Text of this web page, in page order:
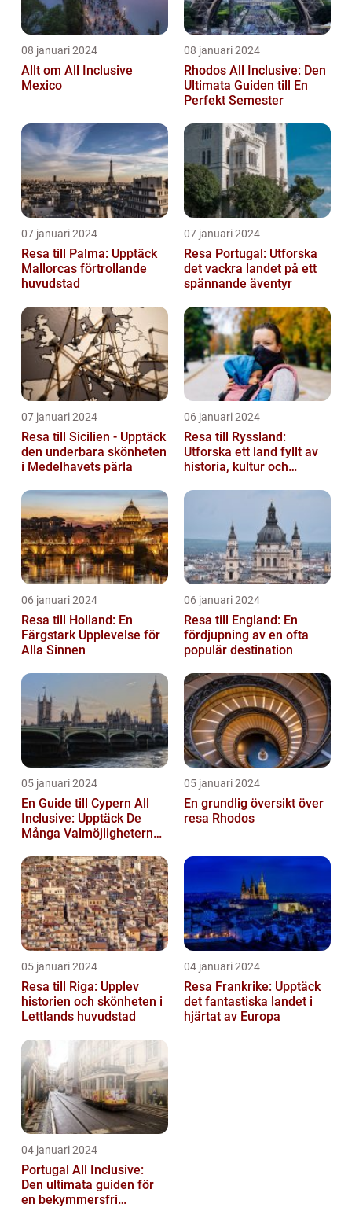
08 januari 2024
Allt om All Inclusive
Mexico
08 januari 2024
Rhodos All Inclusive: Den
Ultimata Guiden till En
Perfekt Semester
07 januari 2024
Resa till Palma: Upptäck
Mallorcas förtrollande
huvudstad
07 januari 2024
Resa Portugal: Utforska
det vackra landet på ett
spännande äventyr
07 januari 2024
Resa till Sicilien - Upptäck
den underbara skönheten
i Medelhavets pärla
06 januari 2024
Resa till Ryssland:
Utforska ett land fyllt av
historia, kultur och
06 januari 2024
Resa till Holland: En
Färgstark Upplevelse för
Alla Sinnen
06 januari 2024
Resa till England: En
fördjupning av en ofta
populär destination
05 januari 2024
En Guide till Cypern All
Inclusive: Upptäck De
Många Valmöjligheterna
Semester...
05 januari 2024
En grundlig översikt över
resa Rhodos
05 januari 2024
Resa till Riga: Upplev
historien och skönheten i
Lettlands huvudstad
04 januari 2024
Resa Frankrike: Upptäck
det fantastiska landet i
hjärtat av Europa
04 januari 2024
Portugal All Inclusive:
Den ultimata guiden för
en bekymmersfri